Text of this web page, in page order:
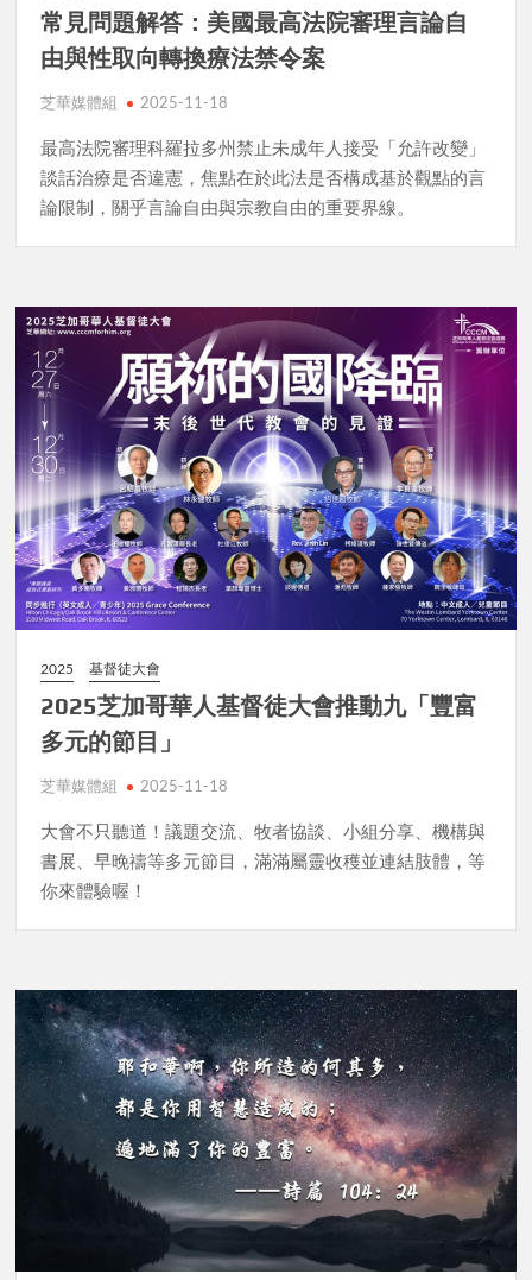
常見問題解答：美國最高法院審理言論自
由與性取向轉換療法禁令案
芝華媒體組 2025-11-18
最高法院審理科羅拉多州禁止未成年人接受「允許改變」
談話治療是否違憲，焦點在於此法是否構成基於觀點的言
論限制，關乎言論自由與宗教自由的重要界線。
2025 基督徒大會
2025芝加哥華人基督徒大會推動九「豐富
多元的節目」
芝華媒體組 2025-11-18
大會不只聽道！議題交流、牧者協談、小組分享、機構與
書展、早晚禱等多元節目，滿滿屬靈收穫並連結肢體，等
你來體驗喔！